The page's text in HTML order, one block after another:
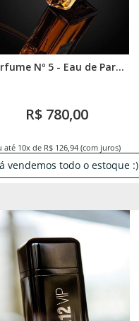
Nº 5 - Eau de Par...
R$ 780,00
até 10x de R$ 126,94 (com juros)
vendemos todo o estoque :)